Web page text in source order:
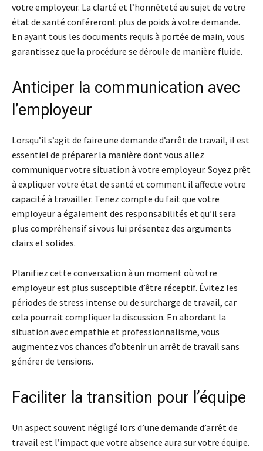
votre employeur. La clarté et l’honnêteté au sujet de votre
état de santé conféreront plus de poids à votre demande.
En ayant tous les documents requis à portée de main, vous
garantissez que la procédure se déroule de manière fluide.
Anticiper la communication avec
l’employeur
Lorsqu’il s’agit de faire une demande d’arrêt de travail, il est
essentiel de préparer la manière dont vous allez
communiquer votre situation à votre employeur. Soyez prêt
à expliquer votre état de santé et comment il affecte votre
capacité à travailler. Tenez compte du fait que votre
employeur a également des responsabilités et qu’il sera
plus compréhensif si vous lui présentez des arguments
clairs et solides.
Planifiez cette conversation à un moment où votre
employeur est plus susceptible d’être réceptif. Évitez les
périodes de stress intense ou de surcharge de travail, car
cela pourrait compliquer la discussion. En abordant la
situation avec empathie et professionnalisme, vous
augmentez vos chances d’obtenir un arrêt de travail sans
générer de tensions.
Faciliter la transition pour l’équipe
Un aspect souvent négligé lors d’une demande d’arrêt de
travail est l’impact que votre absence aura sur votre équipe.